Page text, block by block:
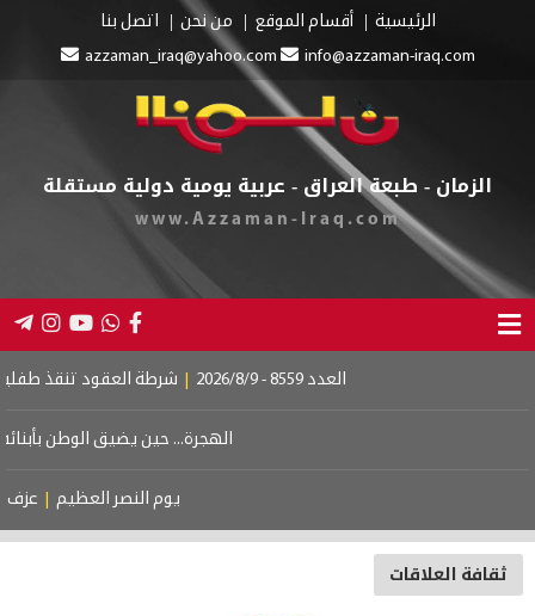
الرئيسية أقسام الموقع من نحن
اتصل بنا
azzaman_iraq@yahoo.com
info@azzaman-iraq.com
الزمان - طبعة العراق - عربية يومية دولية مستقلة
www.Azzaman-Iraq.com
العدد 8559 - 2026/8/9 | شرطة العقود تنقذ طفلين من
الهجرة... حين يضيق الوطن بأبنائه |
يوم النصر العظيم | عزف
ثقافة العلاقات